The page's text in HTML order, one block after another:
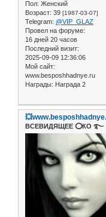
Пол: Женский
Возраст: 39 [1987-03-07]
Telegram: @VIP_GLAZ
Провел на форуме:
16 дней 20 часов
Последний визит:
2025-09-09 12:36:06
Мой сайт:
www.besposhhadnye.ru
Награды: Награда 2
ВСЕВИДЯЩЕЕ ⭕️КО ࿐